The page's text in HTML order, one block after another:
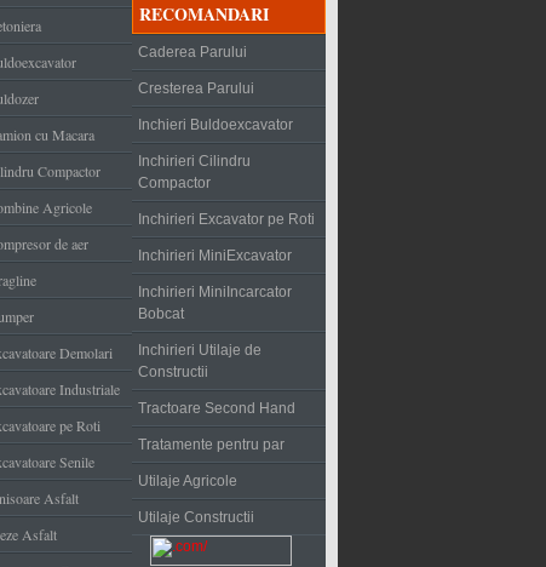
cu Macara
Compactor
Agricole
de aer
Demolari
Industriale
pe Roti
Senile
Asfalt
Asfalt
RECOMANDARI
Caderea Parului
Cresterea Parului
Inchieri Buldoexcavator
Inchirieri Cilindru
Compactor
Inchirieri Excavator pe Roti
Inchirieri MiniExcavator
Inchirieri MiniIncarcator
Bobcat
Inchirieri Utilaje de
Constructii
Tractoare Second Hand
Tratamente pentru par
Utilaje Agricole
Utilaje Constructii